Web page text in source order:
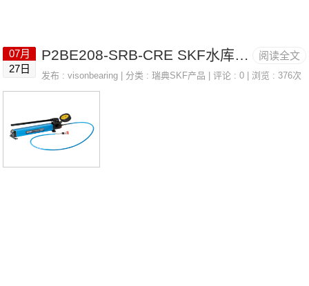
阅读全文
07月
27日
P2BE208-SRB-CRE SKF水库 LINCOLN 223-13686-1
发布 :visonbearing | 分类 :瑞典SKF产品 | 评论 : 0 | 浏览 : 376次